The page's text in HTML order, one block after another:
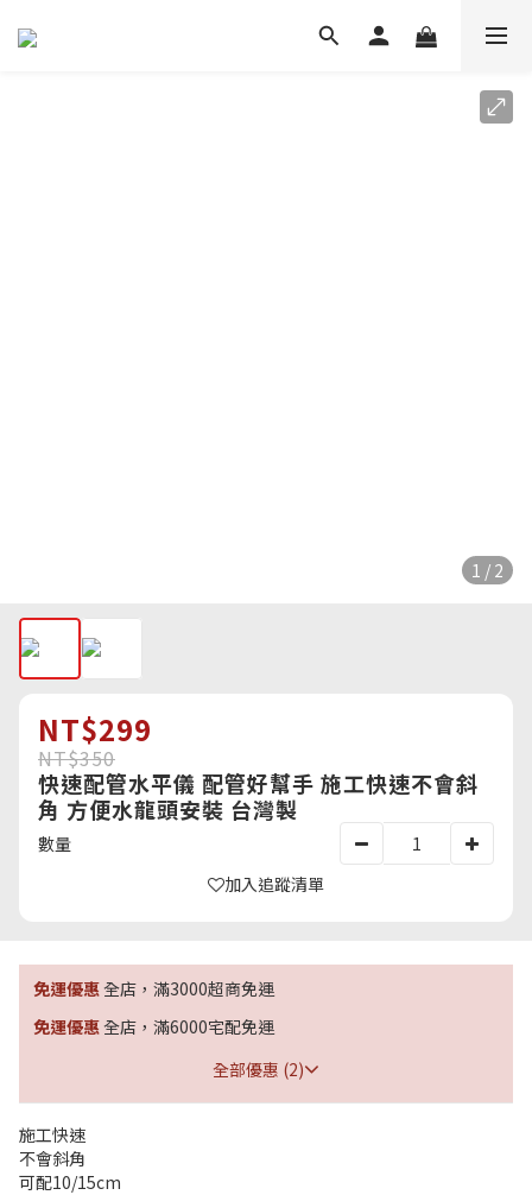
1 / 2
NT$299
NT$350
快速配管水平儀 配管好幫手 施工快速不會斜
角 方便水龍頭安裝 台灣製
數量
加入追蹤清單
免運優惠全店，滿3000超商免運
免運優惠全店，滿6000宅配免運
全部優惠 (2)
施工快速
不會斜角
可配10/15cm